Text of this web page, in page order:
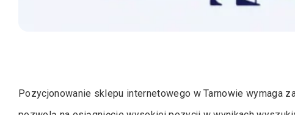
Pozycjonowanie sklepu internetowego w Tarnowie wymaga